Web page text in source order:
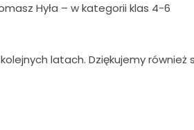
Hyła – w kategorii klas 4-6
latach. Dziękujemy